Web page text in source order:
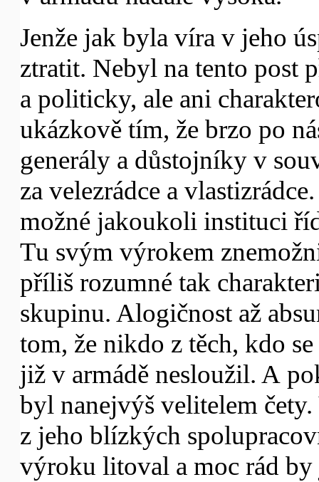
Jenže jak byla víra v jeho
ztratit. Nebyl na tento post
a politicky, ale ani
ukázkově tím, že brzo po
generály a důstojníky v
za velezrádce a
možné jakoukoli instituci
Tu svým výrokem
příliš rozumné tak
skupinu. Alogičnost až
tom, že nikdo z těch, kdo
již v armádě nesloužil. A
byl nanejvýš velitelem
z jeho blízkých
výroku litoval a moc rád